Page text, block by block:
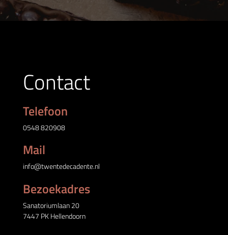
Contact
Telefoon
0548 820908
Mail
info@twentedecadente.nl
Bezoekadres
Sanatoriumlaan 20
7447 PK Hellendoorn